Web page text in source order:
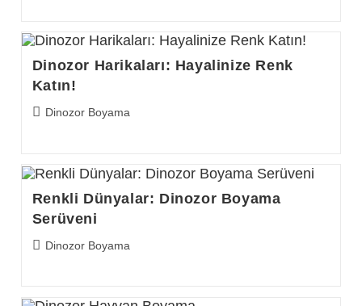
Dinozor Harikaları: Hayalinize Renk
Katın!
PostDinozor Boyama
Renkli Dünyalar: Dinozor Boyama
Serüveni
PostDinozor Boyama